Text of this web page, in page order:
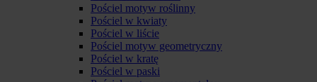
Pościel motyw roślinny
Pościel w kwiaty
Pościel w liście
Pościel motyw geometryczny
Pościel w kratę
Pościel w paski